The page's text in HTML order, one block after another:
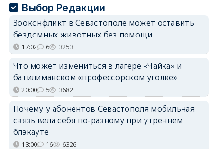
Выбор Редакции
Зооконфликт в Севастополе может оставить
бездомных животных без помощи
17:02 6 3253
Что может измениться в лагере «Чайка» и
батилиманском «профессорском уголке»
20:00 5 3682
Почему у абонентов Севастополя мобильная
связь вела себя по-разному при утреннем
блэкауте
13:00 16 6326